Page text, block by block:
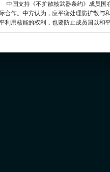
国支持《不扩散核武器条约》成员国
合作。中方认为，应平衡处理防扩散与
利用核能的权利，也要防止成员国以和